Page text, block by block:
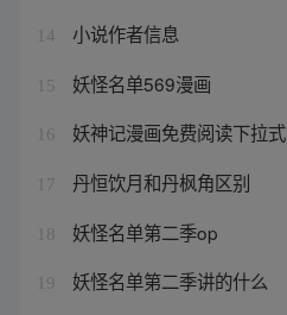
14 小说作者信息
15 妖怪名单569漫画
16 妖神记漫画免费阅读下拉式
17 丹恒饮月和丹枫角区别
18 妖怪名单第二季op
19 妖怪名单第二季讲的什么